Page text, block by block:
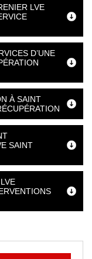
LVE
D’UNE
À SAINT
SAINT